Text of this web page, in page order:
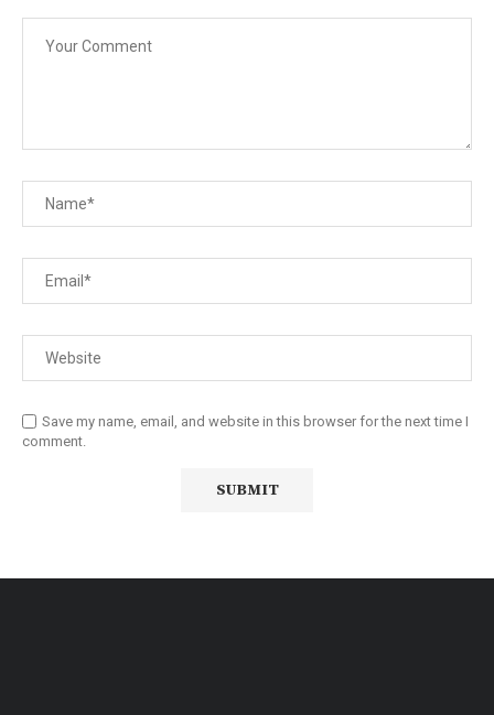
Save my name, email, and website in this browser for the next time I
comment.